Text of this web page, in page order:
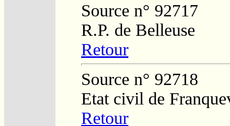
Source n° 92717
R.P. de Belleuse
Retour
Source n° 92718
Etat civil de
Retour